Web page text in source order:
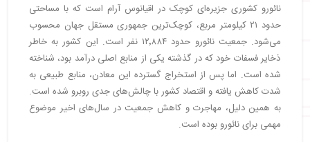
نائورو کشوری جزیره‌ای کوچک در اقیانوس آرام است که با مساحتی
حدود ۲۱ کیلومتر مربع، کوچک‌ترین جمهوری مستقل جهان محسوب
می‌شود. جمعیت نائورو حدود ۱۲٬۸۸۴ نفر است. این کشور به خاطر
ذخایر فسفات خود که در گذشته یکی از منابع اصلی درآمد بود، شناخته
شده است. اما پس از استخراج گسترده این معادن، منابع طبیعی به
شدت کاهش یافته و اقتصاد کشور با چالش‌های جدی روبرو شده است.
به همین دلیل، مهاجرت و کاهش جمعیت در سال‌های اخیر موضوع
مهمی برای نائورو بوده است.